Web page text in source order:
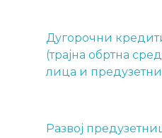
Дугорочни
(трајна обртна
лица и
Развој